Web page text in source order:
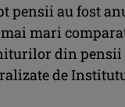
pensii au fost
mari
din pensii
de